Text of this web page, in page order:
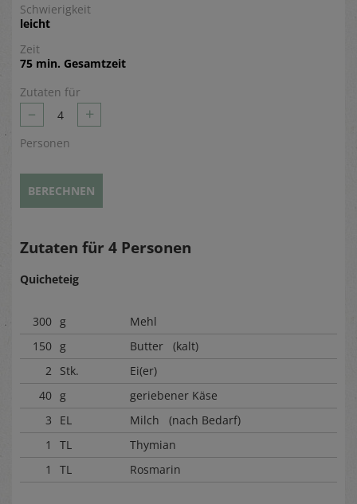
Schwierigkeit
leicht
Zeit
75 min. Gesamtzeit
Zutaten für
– 4 +
Personen
BERECHNEN
Zutaten für 4 Personen
Quicheteig
300 g
Mehl
150 g
Butter (kalt)
2 Stk.
Ei(er)
40 g
geriebener Käse
3
EL
Milch (nach Bedarf)
1
TL
Thymian
1
TL Rosmarin